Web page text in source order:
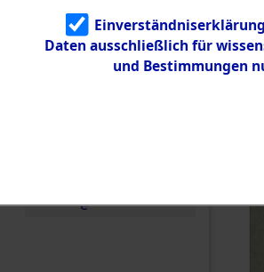
Identifizierun
g
5.3.3
Todesmärsch
e
Daten ausschließlich für
und Bestimmungen